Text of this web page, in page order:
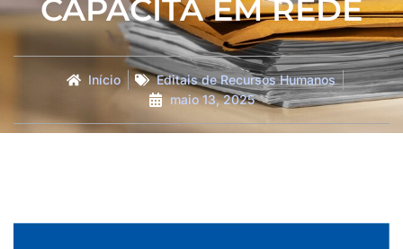
CAPACITA EM REDE
Início
Editais de Recursos Humanos
maio 13, 2025